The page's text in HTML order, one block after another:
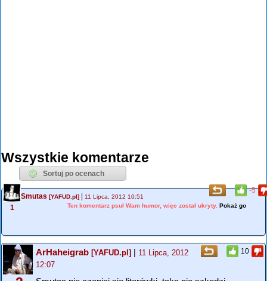
Wszystkie komentarze
-5
1
Smutas [YAFUD.pl]
11 Lipca, 2012 10:51
Ten komentarz psuł Wam humor, więc został ukryty. Pokaż go
10
ArHaheigrab [YAFUD.pl] | 11 Lipca, 2012
12:07